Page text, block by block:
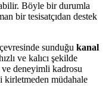
Böyle bir durumla
bir tesisatçıdan destek
sunduğu kanal
ve kalıcı şekilde
deneyimli kadrosu
kirletmeden müdahale